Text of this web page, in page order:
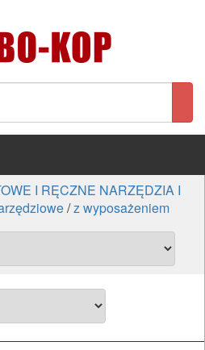
I RĘCZNE NARZĘDZIA I
/z wyposażeniem